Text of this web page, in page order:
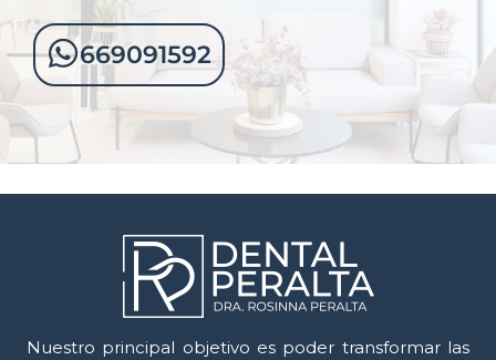
669091592
Nuestro principal objetivo es poder transformar las